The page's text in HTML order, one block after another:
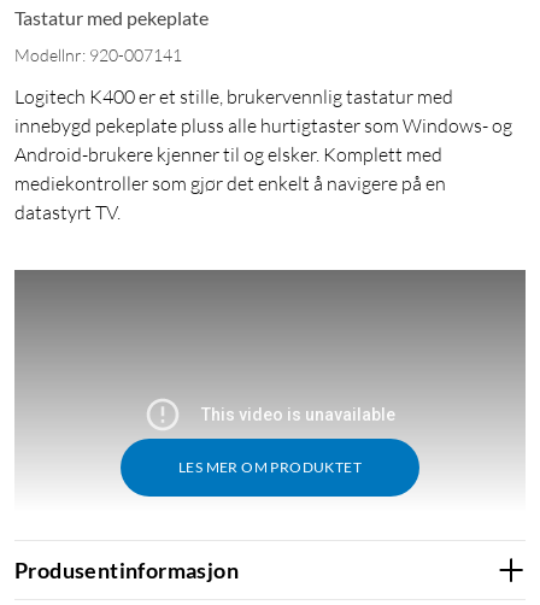
Tastatur med pekeplate
Modellnr: 920-007141
Logitech K400 er et stille, brukervennlig tastatur med
innebygd pekeplate pluss alle hurtigtaster som Windows- og
Android-brukere kjenner til og elsker. Komplett med
mediekontroller som gjør det enkelt å navigere på en
datastyrt TV.
LES MER OM PRODUKTET
Produsentinformasjon